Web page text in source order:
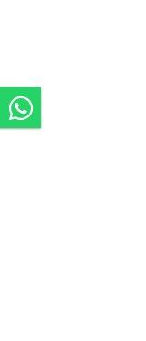
MGK'dan tarihi